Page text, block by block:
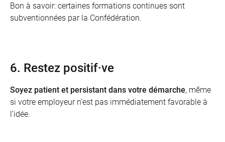
Bon à savoir: certaines formations continues sont
subventionnées par la Confédération.
6. Restez positif·ve
Soyez patient et persistant dans votre démarche, même
si votre employeur n’est pas immédiatement favorable à
l’idée.